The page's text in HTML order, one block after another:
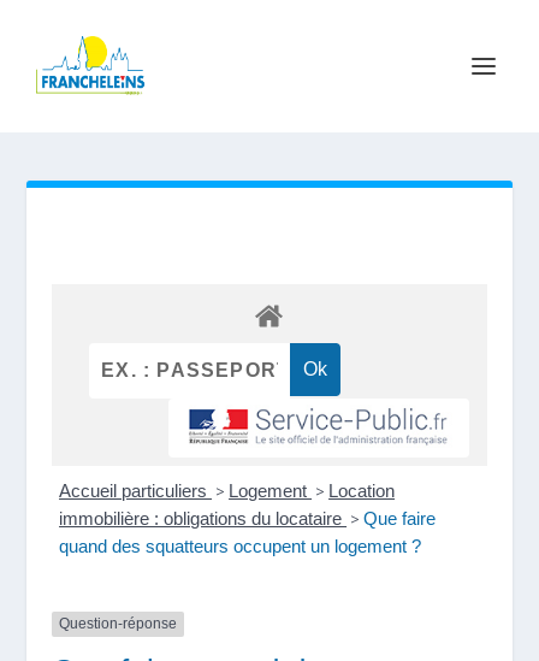
Accueil particuliers > Logement > Location
immobilière : obligations du locataire > Que faire
quand des squatteurs occupent un logement ?
Question-réponse